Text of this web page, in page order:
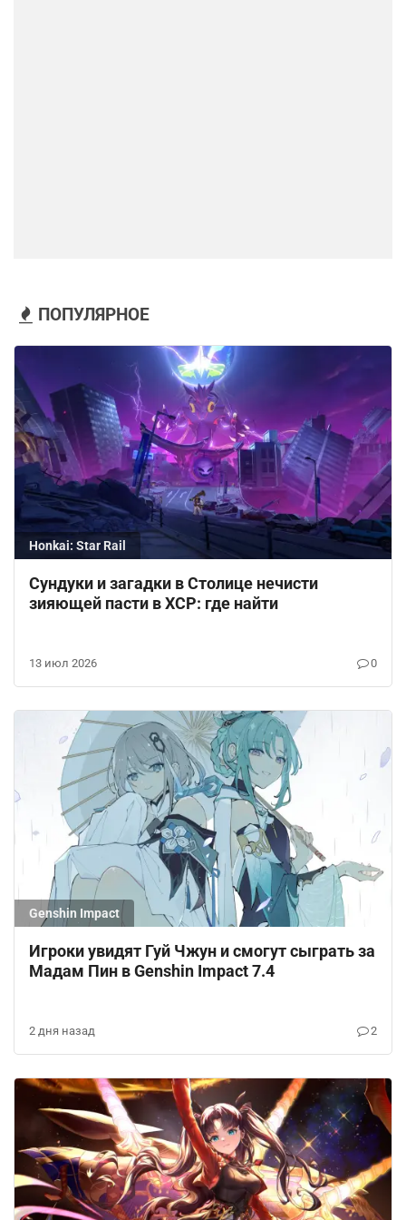
подробно. По его словам, в форме Светлячка
персонаж наносит обычные удары и использует
простенький навык. Однако при активации ульты
героиня садится в огромный мех и становится
Сэмом. В этом режиме она получает усиленное
умение, наносящее огромный урон. У нее также
возникает полоска действий, после снижения
которой Светлячок выходит из робота.
ПОПУЛЯРНОЕ
Honkai: Star Rail
Сундуки и загадки в Столице нечисти
зияющей пасти в ХСР: где найти
13 июл 2026 0
Genshin Impact
Игроки увидят Гуй Чжун и смогут сыграть за
Мадам Пин в Genshin Impact 7.4
2 дня назад 2